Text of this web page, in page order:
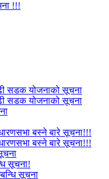
!!!
सडक योजनाको सूचना
सडक योजनाको सूचना
बस्ने बारे सूचना!!!
बस्ने बारे सूचना!!!
सूचना!
सूचना